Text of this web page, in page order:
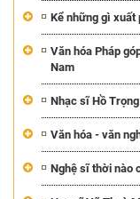
Kể những gì xuất
Văn hóa Pháp
Nam
Nhạc sĩ Hồ
Văn hóa - văn
Nghệ sĩ thời nào